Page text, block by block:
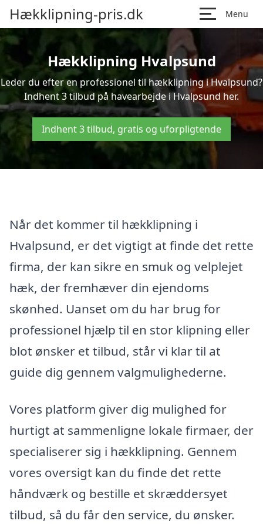
Hækklipning-pris.dk Menu
Hækklipning Hvalpsund
Leder du efter en professionel til hækklipning i Hvalpsund?
Indhent 3 tilbud på havearbejde i Hvalpsund her.
Indhent 3 tilbud, gratis og uforpligtende
Når det kommer til hækklipning i
Hvalpsund, er det vigtigt at finde det rette
firma, der kan sikre en smuk og velplejet
hæk, der fremhæver din ejendoms
skønhed. Uanset om du har brug for
professionel hjælp til en stor klipning eller
blot ønsker et tilbud, står vi klar til at
guide dig gennem valgmulighederne.
Vores platform giver dig mulighed for
hurtigt at sammenligne lokale firmaer, der
specialiserer sig i hækklipning. Gennem
vores oversigt kan du finde det rette
håndværk og bestille et skræddersyet
tilbud, så du får den service, du ønsker.